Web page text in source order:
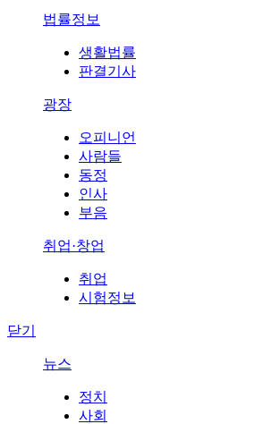
법률정보
생활법률
판결기사
광장
오피니언
사람들
동정
인사
부음
취업·창업
취업
시험정보
닫기
뉴스
정치
사회